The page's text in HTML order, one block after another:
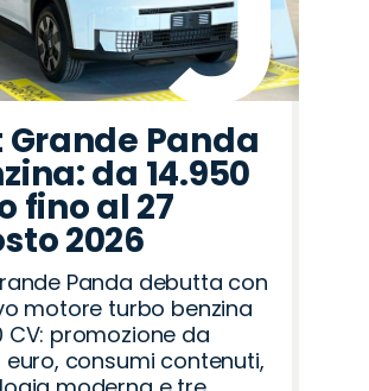
Grande Panda
da 14.950
fino al 27
2026
Panda debutta con
motore turbo benzina
CV: promozione da
euro, consumi contenuti,